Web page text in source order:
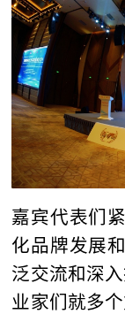
嘉宾代表们
化品牌发展
泛交流和深
业家们就多